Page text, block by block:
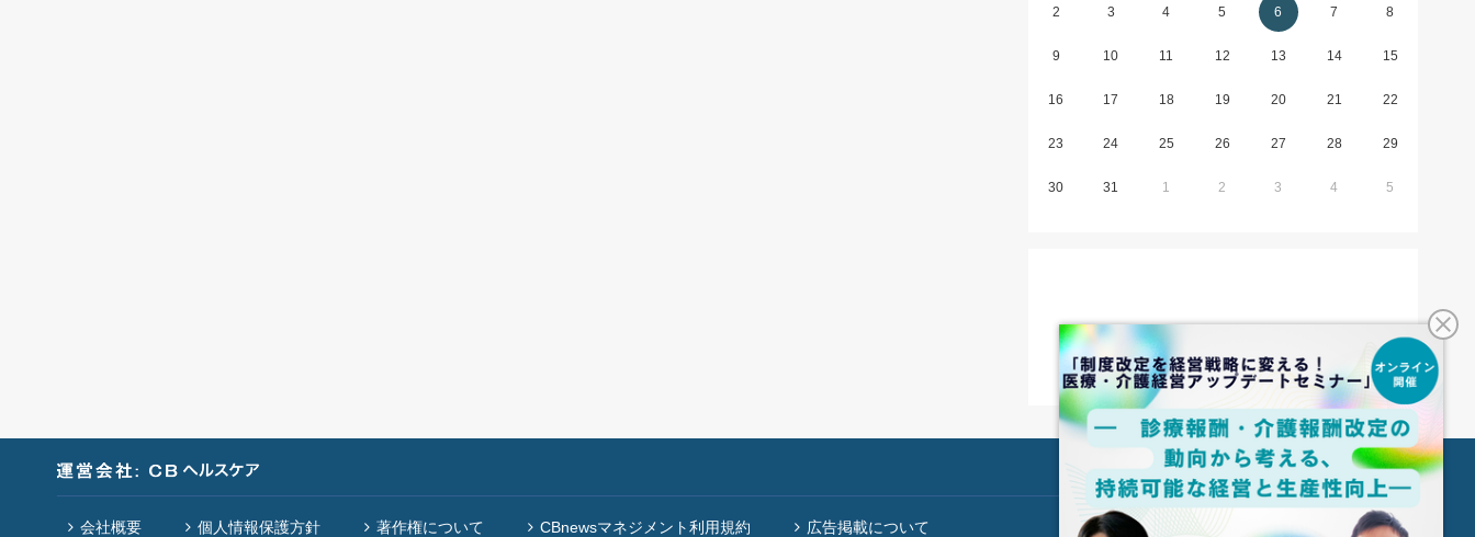
2 3 4 5 6 7 8
9 10 11 12 13 14 15
16 17 18 19 20 21 22
23 24 25 26 27 28 29
30 31 1 2 3 4 5
会社概要 個人情報保護方針 著作権について CBnewsマネジメント利用規約 広告掲載について